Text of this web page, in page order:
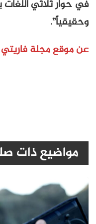
في حوار ثلاثي
وحقيقياً”.
عن موقع مجلة فاريتي
مواضيع ذات